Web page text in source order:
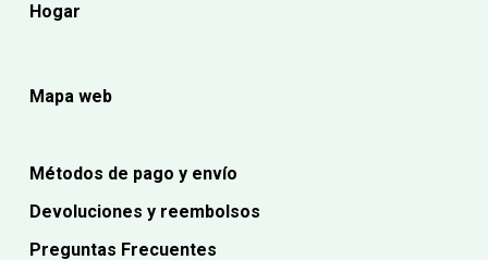
Hogar
Mapa web
Métodos de pago y envío
Devoluciones y reembolsos
Preguntas Frecuentes